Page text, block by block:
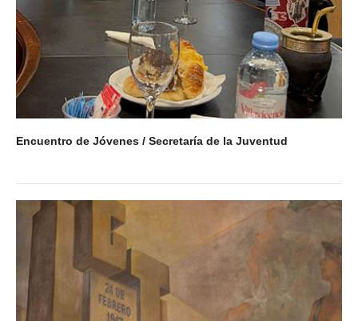
Encuentro de Jóvenes / Secretaría de la Juventud